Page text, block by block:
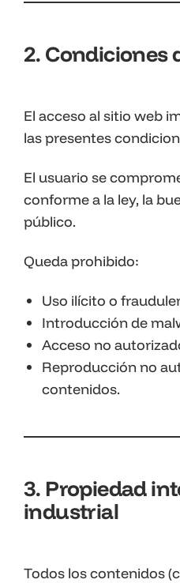
2. Condiciones
El acceso al sitio web
las presentes
El usuario se
conforme a la ley, la
público.
Queda prohibido:
Uso ilícito o
Introducción de
Acceso no
Reproducción no
contenidos.
3. Propiedad
industrial
Todos los contenidos